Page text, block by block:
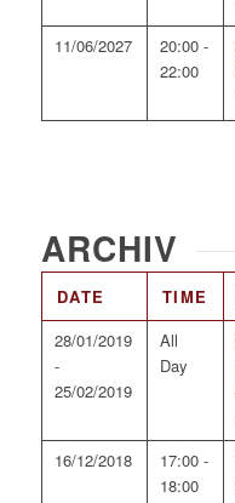
11/06/2027
20:00 -
22:00
ARCHIV
DATE TIME
28/01/2019
-
25/02/2019
All
Day
16/12/2018
17:00 -
18:00